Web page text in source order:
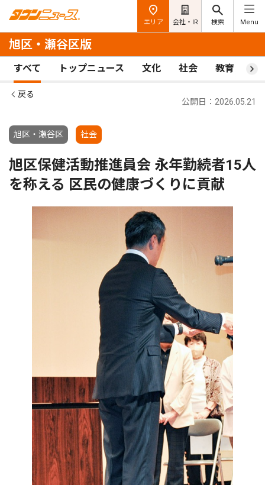
エリア 会社・IR 検索 Menu
旭区・瀬谷区版
すべて トップニュース 文化 社会 教育 ス
戻る
旭区・瀬谷区 社会
公開日：2026.05.21
旭区保健活動推進員会 永年勤続者15人
を称える 区民の健康づくりに貢献